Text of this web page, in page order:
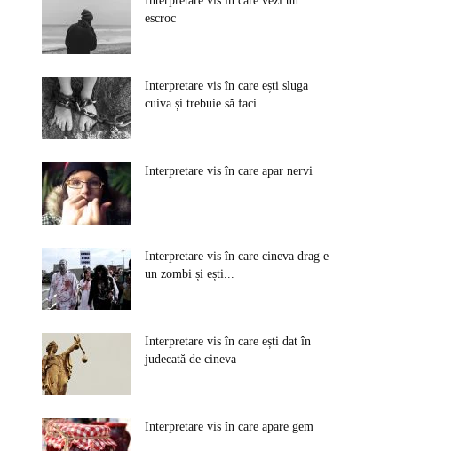
escroc
Interpretare vis în care ești sluga
cuiva și trebuie să faci...
Interpretare vis în care apar nervi
Interpretare vis în care cineva drag e
un zombi și ești...
Interpretare vis în care ești dat în
judecată de cineva
Interpretare vis în care apare gem